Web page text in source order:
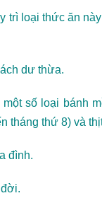
loại thức ăn
dư thừa.
số loại bánh
thứ 8) và
đình.